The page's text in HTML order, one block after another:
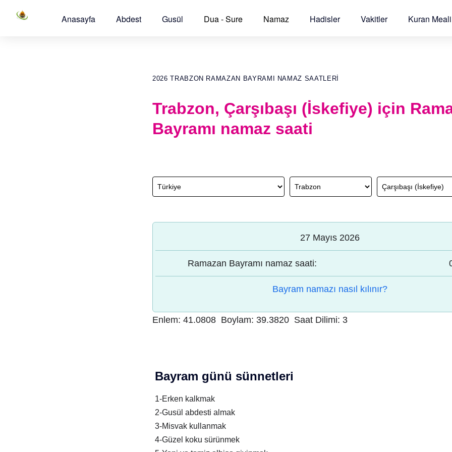
Anasayfa Abdest Gusül Dua - Sure Namaz Hadisler Vakitler Kuran Meali
2026 TRABZON RAMAZAN BAYRAMI NAMAZ SAATLERI
Trabzon, Çarşıbaşı (İskefiye) için
Bayramı namaz saati
27 Mayıs 2026
Ramazan Bayramı namaz saati:
Bayram namazı nasıl kılınır?
Enlem: 41.0808 Boylam: 39.3820 Saat Dilimi: 3
Bayram günü sünnetleri
1-Erken kalkmak
2-Gusül abdesti almak
3-Misvak kullanmak
4-Güzel koku sürünmek